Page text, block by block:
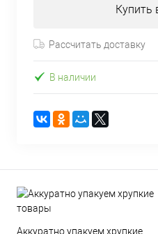
Купить
Рассчитать доставку
В наличии
Аккуратно упакуем хрупкие